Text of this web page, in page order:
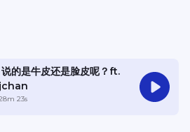
的是牛皮还是脸皮呢？ft.
23s